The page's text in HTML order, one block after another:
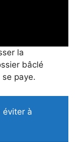
la
bâclé
se paye.
éviter à